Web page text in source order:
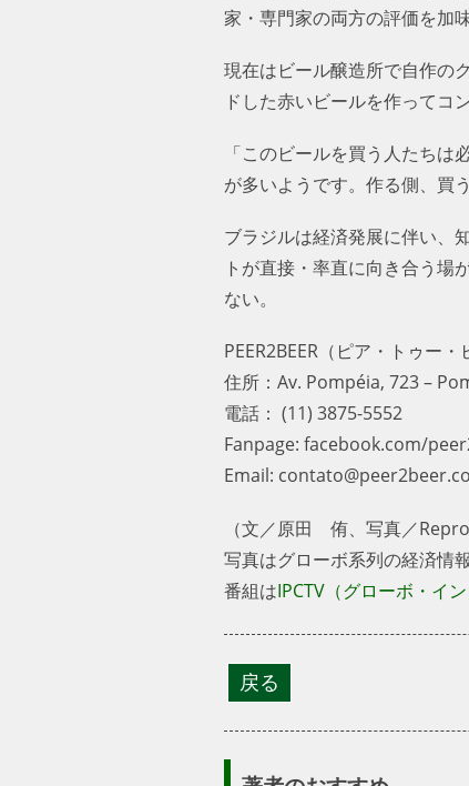
家・専門家の両方の評価を加
現在はビール醸造所で自作の
ドした赤いビールを作ってコ
「このビールを買う人たち
が多いようです。作る側、買
ブラジルは経済発展に伴い、
トが直接・率直に向き合う
ない。
PEER2BEER（ピア・トゥー・
住所：Av. Pompéia, 723 –
電話： (11) 3875-5552
Fanpage: facebook.com/
Email:
（文／原田 侑、写真／
写真はグローボ系列の経済情
番組はIPCTV（グローボ・イ